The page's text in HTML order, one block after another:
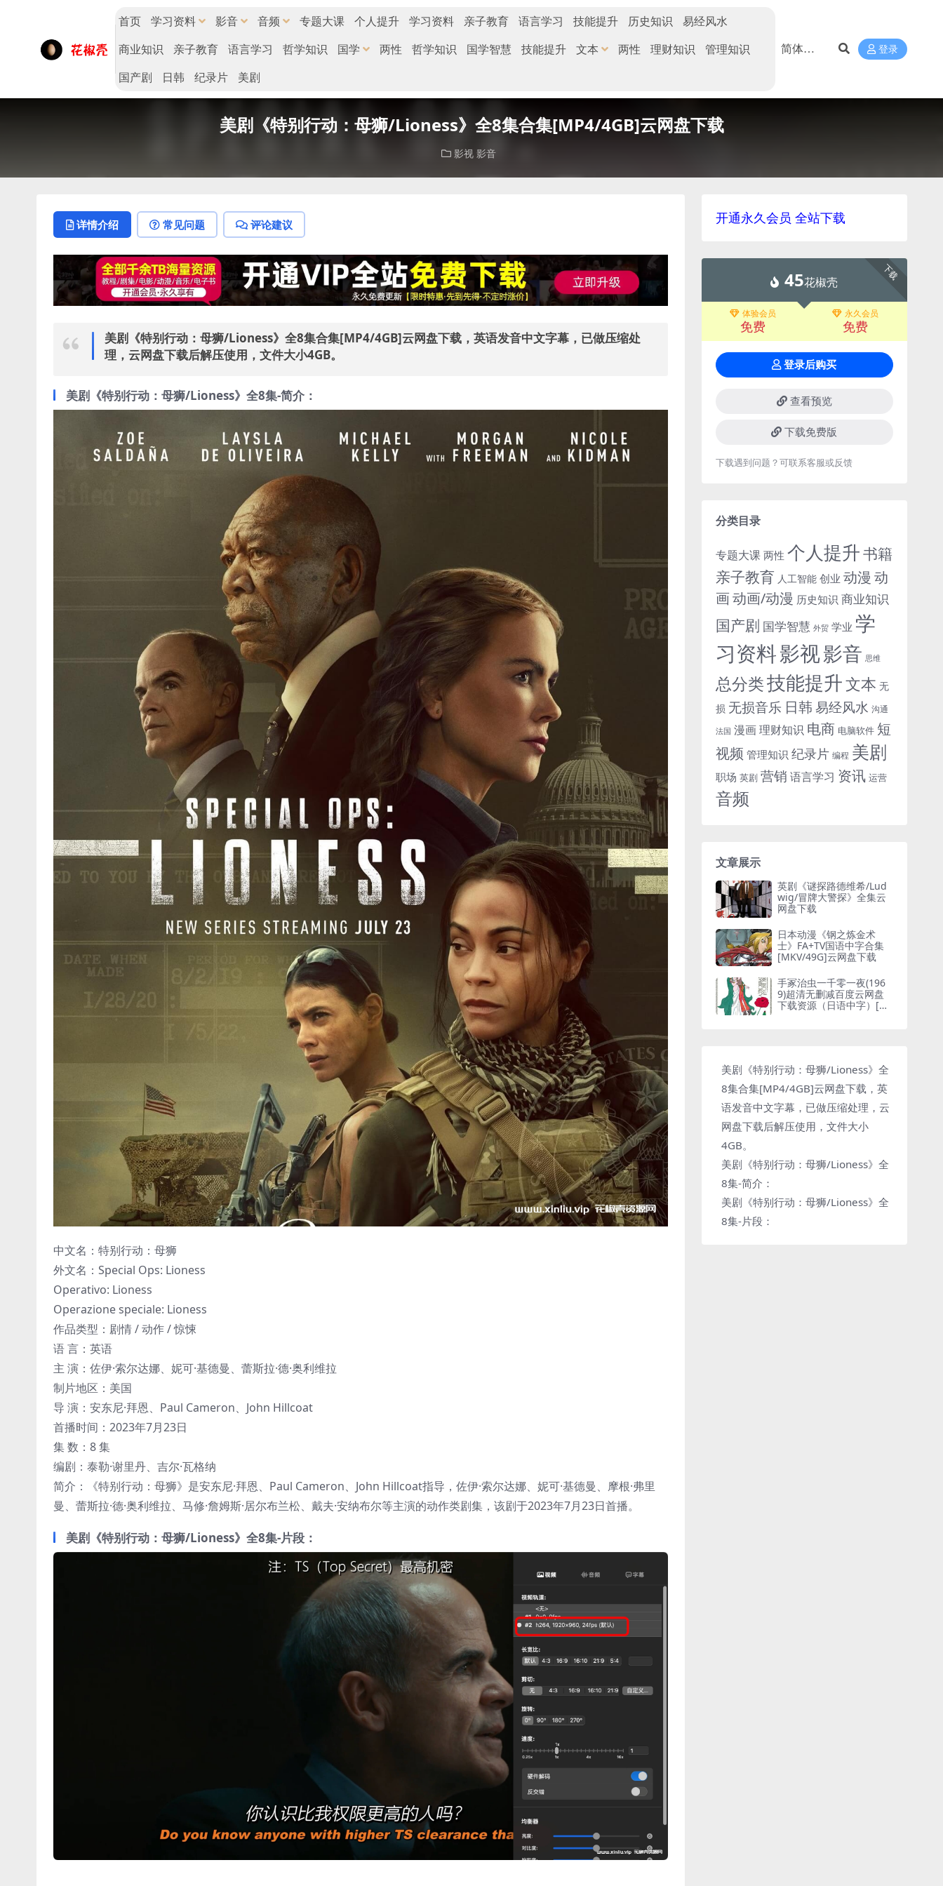
首页 学习资料 影音 音频 专题大课 个人提升 学习资料 亲子教育 语言学习 技能提升 历史知识
易经风水
商业知识
亲子教育 语言学习 哲学知识 国学 两性 哲学知识 国学智慧 技能提升 文本 两性 理财知识
管理知识
国产剧
日韩 纪录片 美剧
登录
美剧《特别行动：母狮/Lioness》全8集合集[MP4/4GB]云网盘下载
影视 影音
详情介绍 常见问题 评论建议
美剧《特别行动：母狮/Lioness》全8集合集[MP4/4GB]云网盘下载，英语发音中文字幕，已做压缩处
理，云网盘下载后解压使用，文件大小4GB。
美剧《特别行动：母狮/Lioness》全8集-简介：
中文名：特别行动：母狮
外文名：Special Ops: Lioness
Operativo: Lioness
Operazione speciale: Lioness
作品类型：剧情 / 动作 / 惊悚
语 言：英语
主 演：佐伊·索尔达娜、妮可·基德曼、蕾斯拉·德·奥利维拉
制片地区：美国
导 演：安东尼·拜恩、Paul Cameron、John Hillcoat
首播时间：2023年7月23日
集 数：8 集
编剧：泰勒·谢里丹、吉尔·瓦格纳
简介：《特别行动：母狮》是安东尼·拜恩、Paul Cameron、John Hillcoat指导，佐伊·索尔达娜、妮可·基德曼、摩根·弗里
曼、蕾斯拉·德·奥利维拉、马修·詹姆斯·居尔布兰松、戴夫·安纳布尔等主演的动作类剧集，该剧于2023年7月23日首播。
美剧《特别行动：母狮/Lioness》全8集-片段：
开通永久会员 全站下载
下载
45花椒壳
体验会员
免费
永久会员
免费
登录后购买
查看预览
下载免费版
下载遇到问题？可联系客服或反馈
分类目录
专题大课 两性 个人提升书籍
亲子教育 人工智能 创业 动漫 动
画动画/动漫 历史知识 商业知识
国产剧 国学智慧 外贸 学业 学
习资料影视影音 思维
总分类技能提升文本 无
损 无损音乐 日韩 易经风水 沟通
法国 漫画理财知识 电商 电脑软件 短
视频 管理知识 纪录片 编程 美剧
职场 英剧 营销 语言学习 资讯 运营
音频
文章展示
英剧《谜探路德维希/Lud
wig/冒牌大警探》全集云
网盘下载
日本动漫《钢之炼金术
士》FA+TV国语中字合集
[MKV/49G]云网盘下载
手冢治虫一千零一夜(196
9)超清无删减百度云网盘
下载资源（日语中字）[M
美剧《特别行动：母狮/Lioness》全
8集合集[MP4/4GB]云网盘下载，英
语发音中文字幕，已做压缩处理，云
网盘下载后解压使用，文件大小
4GB。
美剧《特别行动：母狮/Lioness》全
8集-简介：
美剧《特别行动：母狮/Lioness》全
8集-片段：